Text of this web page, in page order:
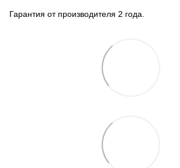
Гарантия от производителя 2 года.